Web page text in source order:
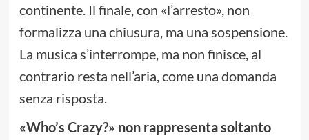
continente. Il finale, con «l’arresto», non
formalizza una chiusura, ma una sospensione.
La musica s’interrompe, ma non finisce, al
contrario resta nell’aria, come una domanda
senza risposta.
«Who’s Crazy?» non rappresenta soltanto